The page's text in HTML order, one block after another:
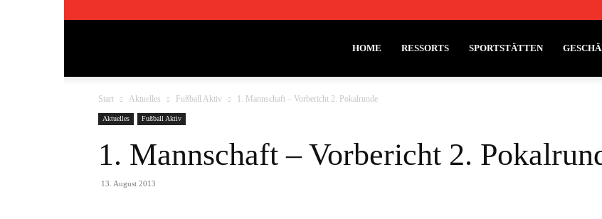
Pfedelbach
1911
HOME RESSORTS SPORTSTÄTTEN
Start Aktuelles Fußball Aktiv 1. Mannschaft – Vorbericht 2. Pokalrunde
Aktuelles Fußball Aktiv
1. Mannschaft – Vorbericht 2.
13. August 2013